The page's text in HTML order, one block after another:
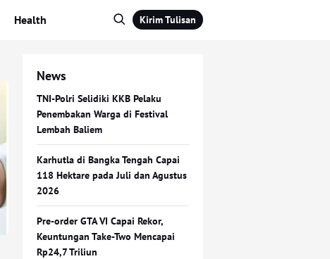
Health Kirim Tulisan
News
TNI-Polri Selidiki KKB Pelaku
Penembakan Warga di Festival
Lembah Baliem
Karhutla di Bangka Tengah Capai
118 Hektare pada Juli dan Agustus
2026
Pre-order GTA VI Capai Rekor,
Keuntungan Take-Two Mencapai
Rp24,7 Triliun